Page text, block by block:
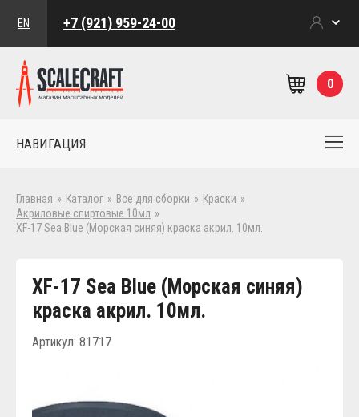
EN +7 (921) 959-24-00
0
НАВИГАЦИЯ
Главная » Каталог » Все для сборки » Краски »
Акриловые спиртовые 10мл »
XF-17 Sea Blue (Морская синяя) краска акрил. 10мл.
XF-17 Sea Blue (Морская синяя)
краска акрил. 10мл.
Артикул: 81717